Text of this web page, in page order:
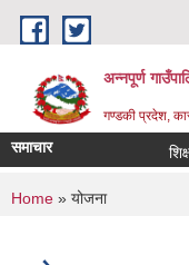
Skip to main content
अन्नपूर्ण
गण्डकी प्रदेश,
समाचार
You are here
Home » योजना